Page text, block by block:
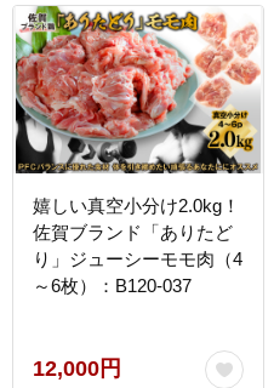
23
嬉しい真空小分け2.0kg！
佐賀ブランド「ありたど
り」ジューシーモモ肉（4
～6枚）：B120-037
12,000円